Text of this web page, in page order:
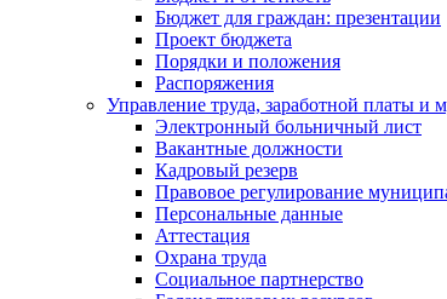
Бюджет для граждан: презентации
Проект бюджета
Порядки и положения
Распоряжения
Управление труда, заработной платы
Электронный больничный лист
Вакантные должности
Кадровый резерв
Правовое регулирование
Персональные данные
Аттестация
Охрана труда
Социальное партнерство